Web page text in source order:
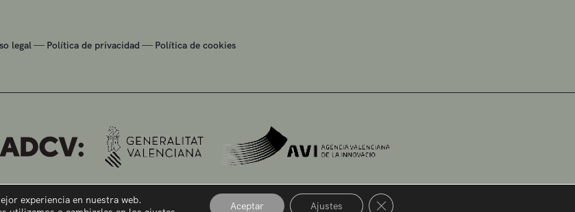
legal — Política de privacidad — Política de cookies
experiencia en nuestra web.
Aceptar Ajustes Cerrar el banner de cookies RGPD